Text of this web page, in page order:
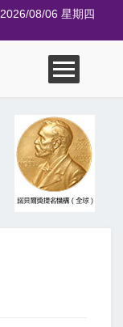
2026/08/06 星期四